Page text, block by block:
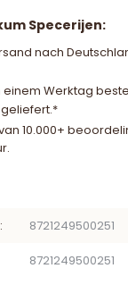
Specerijen:
nach
einem Werktag
10.000+
8721249500251
8721249500251